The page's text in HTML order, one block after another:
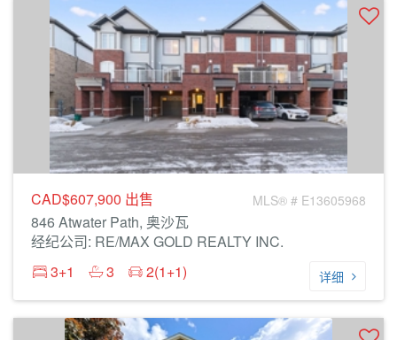
CAD$607,900 出售 MLS® # E13605968
846 Atwater Path, 奥沙瓦
经纪公司: RE/MAX GOLD REALTY INC.
3+1
3 2(1+1) 详细